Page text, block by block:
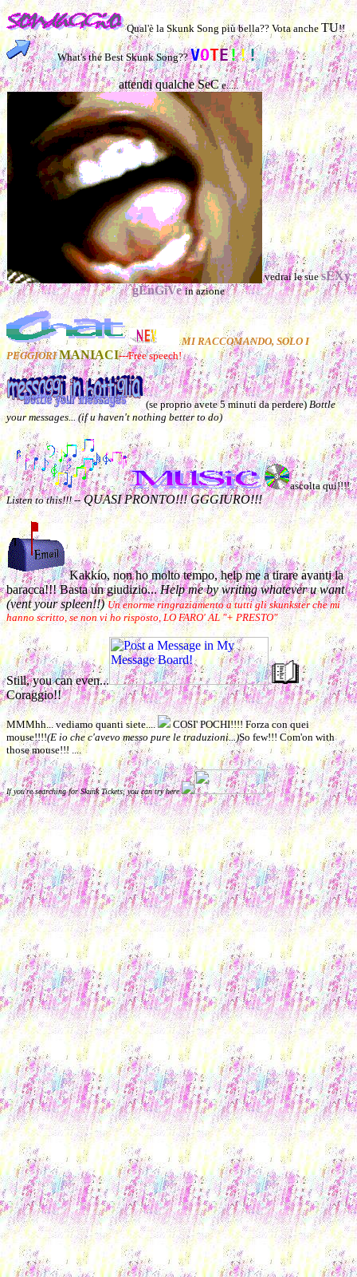
Qual'è la Skunk Song più bella?? Vota anche TU!!
POLL!!!!What's the Best Skunk Song??VOTE!!!
attendi qualche SeCe.....
vedrai le suesEXy
gEnGiVein azione
MI RACCOMANDO, SOLO I
PEGGIORIMANIACI---Free speech!
(se proprio avete 5 minuti da perdere)Bottle
your messages... (if u haven't nothing better to do)
ascolta qui!!!!
Listen to this!!! --QUASI PRONTO!!! GGGIURO!!!
Kakkio, non ho molto tempo, help me a tirare avanti la
baracca!!! Basta un giudizio...Help me by writing whatever u want
(vent your spleen!!)Un enorme ringraziamento a tutti gli skunkster che mi
hanno scritto, se non vi ho risposto, LO FARO' AL "+ PRESTO"
Still, you can even...
Coraggio!!
MMMhh... vediamo quanti siete....
COSI' POCHI!!!! Forza con quei
mouse!!!!(E io che c'avevo messo pure le traduzioni...)So few!!! Com'on with
those mouse!!! ....
If you're searching for Skunk Tickets, you can try here